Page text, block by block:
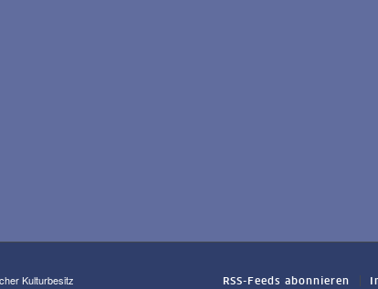
Kulturbesitz RSS-Feeds abonnieren